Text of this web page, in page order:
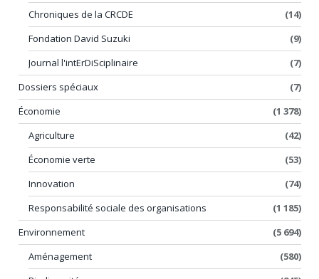
Chroniques de la CRCDE
(14)
Fondation David Suzuki
(9)
Journal l'intErDiSciplinaire
(7)
Dossiers spéciaux
(7)
Économie
(1 378)
Agriculture
(42)
Économie verte
(53)
Innovation
(74)
Responsabilité sociale des organisations
(1 185)
Environnement
(5 694)
Aménagement
(580)